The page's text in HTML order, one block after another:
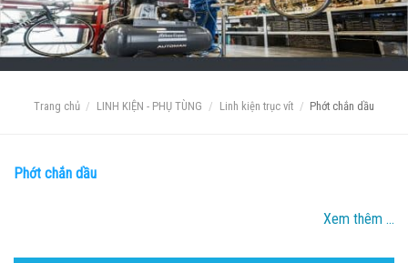
Trang chủ / LINH KIỆN - PHỤ TÙNG / Linh kiện trục vít / Phớt chắn dầu
Phớt chắn dầu
Xem thêm ...